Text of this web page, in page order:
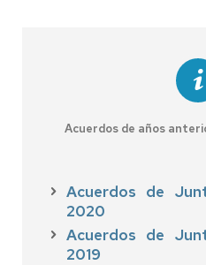
Acuerdos de años
Acuerdos de
2020
Acuerdos de
2019